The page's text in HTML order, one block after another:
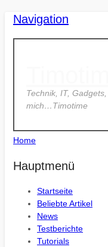
Navigation
Technik, IT,
mich…Timotime
Home
Hauptmenü
Startseite
Beliebte Artikel
News
Testberichte
Tutorials